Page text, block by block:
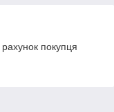
покупця